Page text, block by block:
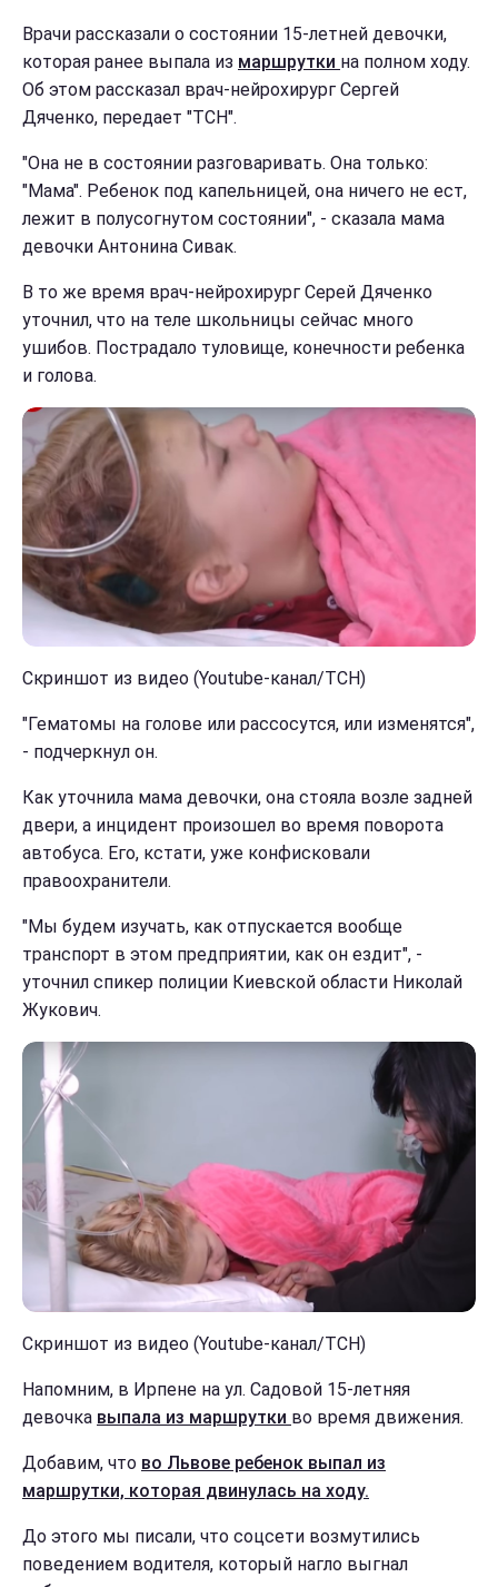
Врачи рассказали о состоянии 15-летней девочки,
которая ранее выпала из маршрутки на полном ходу.
Об этом рассказал врач-нейрохирург Сергей
Дяченко, передает "ТСН".
"Она не в состоянии разговаривать. Она только:
"Мама". Ребенок под капельницей, она ничего не ест,
лежит в полусогнутом состоянии", - сказала мама
девочки Антонина Сивак.
В то же время врач-нейрохирург Серей Дяченко
уточнил, что на теле школьницы сейчас много
ушибов. Пострадало туловище, конечности ребенка
и голова.
Скриншот из видео (Youtube-канал/ТСН)
"Гематомы на голове или рассосутся, или изменятся",
- подчеркнул он.
Как уточнила мама девочки, она стояла возле задней
двери, а инцидент произошел во время поворота
автобуса. Его, кстати, уже конфисковали
правоохранители.
"Мы будем изучать, как отпускается вообще
транспорт в этом предприятии, как он ездит", -
уточнил спикер полиции Киевской области Николай
Жукович.
Скриншот из видео (Youtube-канал/ТСН)
Напомним, в Ирпене на ул. Садовой 15-летняя
девочка выпала из маршрутки во время движения.
Добавим, что во Львове ребенок выпал из
маршрутки, которая двинулась на ходу.
До этого мы писали, что соцсети возмутились
поведением водителя, который нагло выгнал